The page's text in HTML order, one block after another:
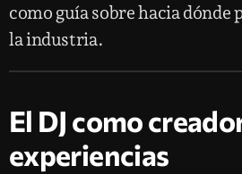
como guía sobre hacia dónde
la industria.
El DJ como
experiencias